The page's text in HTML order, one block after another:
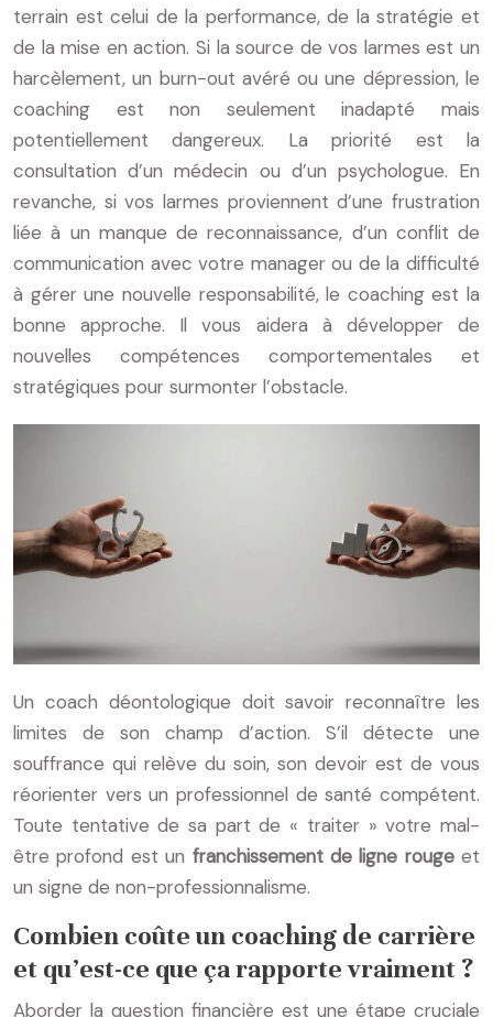
terrain est celui de la performance, de la stratégie et
de la mise en action. Si la source de vos larmes est un
harcèlement, un burn-out avéré ou une dépression, le
coaching est non seulement inadapté mais
potentiellement dangereux. La priorité est la
consultation d’un médecin ou d’un psychologue. En
revanche, si vos larmes proviennent d’une frustration
liée à un manque de reconnaissance, d’un conflit de
communication avec votre manager ou de la difficulté
à gérer une nouvelle responsabilité, le coaching est la
bonne approche. Il vous aidera à développer de
nouvelles compétences comportementales et
stratégiques pour surmonter l’obstacle.
Un coach déontologique doit savoir reconnaître les
limites de son champ d’action. S’il détecte une
souffrance qui relève du soin, son devoir est de vous
réorienter vers un professionnel de santé compétent.
Toute tentative de sa part de « traiter » votre mal-
être profond est un franchissement de ligne rougeet
un signe de non-professionnalisme.
Combien coûte un coaching de carrière
et qu’est-ce que ça rapporte vraiment ?
Aborder la question financière est une étape cruciale